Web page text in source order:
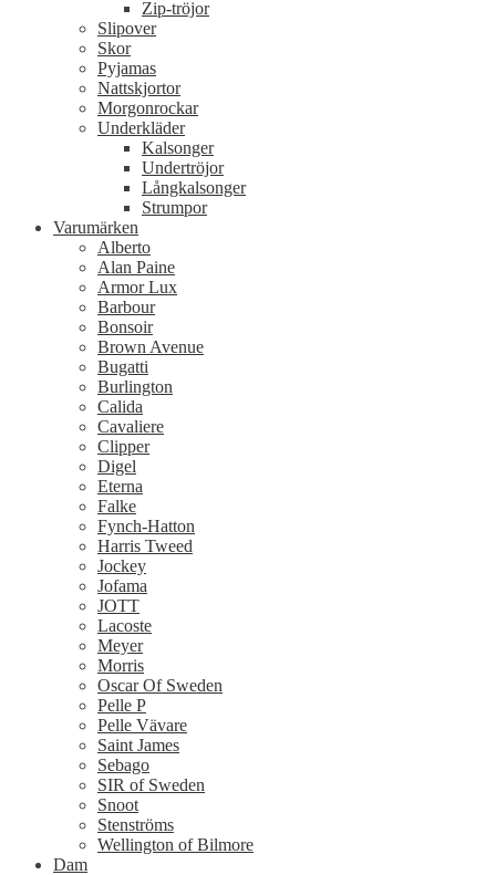
Zip-tröjor
Slipover
Skor
Pyjamas
Nattskjortor
Morgonrockar
Underkläder
Kalsonger
Undertröjor
Långkalsonger
Strumpor
Varumärken
Alberto
Alan Paine
Armor Lux
Barbour
Bonsoir
Brown Avenue
Bugatti
Burlington
Calida
Cavaliere
Clipper
Digel
Eterna
Falke
Fynch-Hatton
Harris Tweed
Jockey
Jofama
JOTT
Lacoste
Meyer
Morris
Oscar Of Sweden
Pelle P
Pelle Vävare
Saint James
Sebago
SIR of Sweden
Snoot
Stenströms
Wellington of Bilmore
Dam